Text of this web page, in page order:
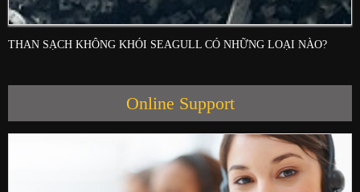
THAN SẠCH KHÔNG KHÓI SEAGULL CÓ NHỮNG LOẠI NÀO?
Online Support